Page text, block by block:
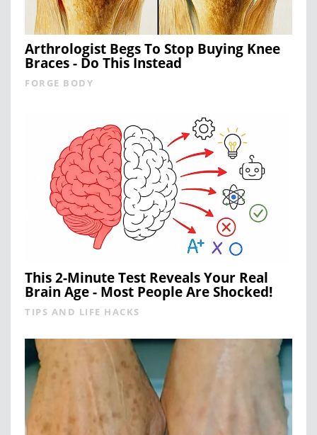
Arthrologist Begs To Stop Buying Knee
Braces - Do This Instead
FORGE BODY
This 2-Minute Test Reveals Your Real
Brain Age - Most People Are Shocked!
TIPS AND LIFE HACKS